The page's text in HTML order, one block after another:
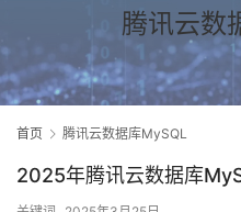
腾讯云数
首页 腾讯云数据库MySQL
2025年腾讯云数据库